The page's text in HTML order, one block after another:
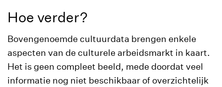
Hoe verder?
Bovengenoemde cultuurdata brengen enkele
aspecten van de culturele arbeidsmarkt in kaart.
Het is geen compleet beeld, mede doordat veel
informatie nog niet beschikbaar of overzichtelijk